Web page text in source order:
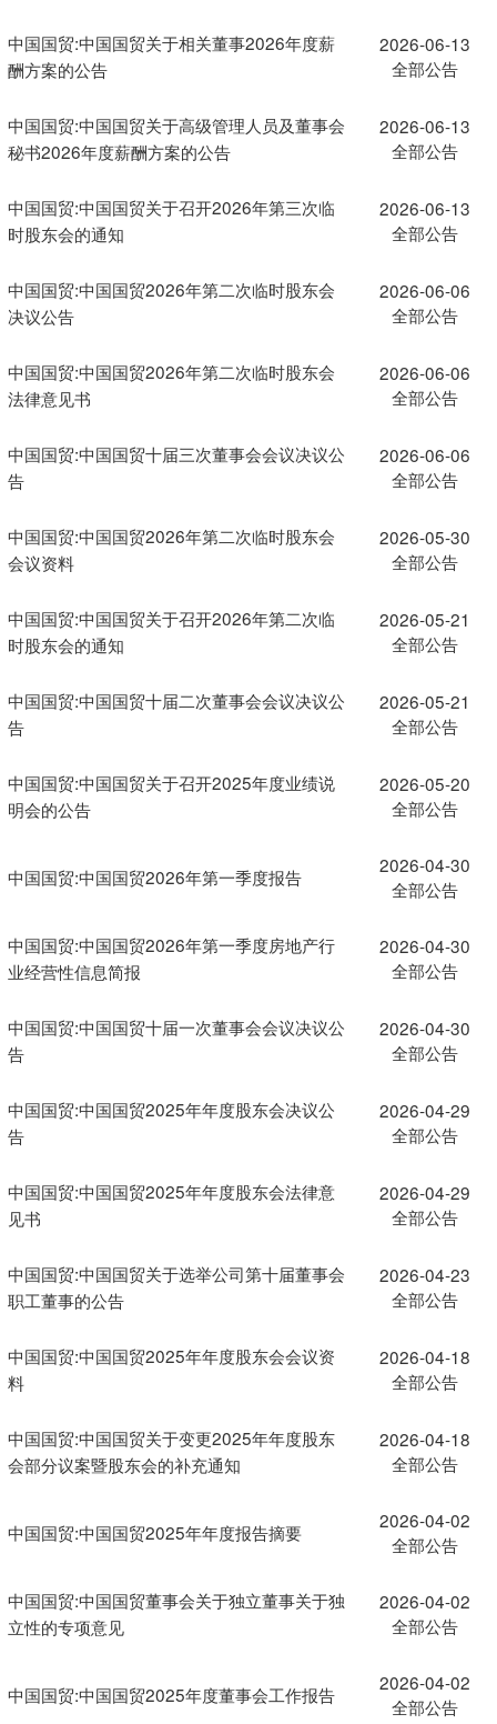
中国国贸:中国国贸关于相关董事2026年度薪
酬方案的公告
2026-06-13
全部公告
中国国贸:中国国贸关于高级管理人员及董事会
秘书2026年度薪酬方案的公告
2026-06-13
全部公告
中国国贸:中国国贸关于召开2026年第三次临
时股东会的通知
2026-06-13
全部公告
中国国贸:中国国贸2026年第二次临时股东会
决议公告
2026-06-06
全部公告
中国国贸:中国国贸2026年第二次临时股东会
法律意见书
2026-06-06
全部公告
中国国贸:中国国贸十届三次董事会会议决议公
告
2026-06-06
全部公告
中国国贸:中国国贸2026年第二次临时股东会
会议资料
2026-05-30
全部公告
中国国贸:中国国贸关于召开2026年第二次临
时股东会的通知
2026-05-21
全部公告
中国国贸:中国国贸十届二次董事会会议决议公
告
2026-05-21
全部公告
中国国贸:中国国贸关于召开2025年度业绩说
明会的公告
2026-05-20
全部公告
中国国贸:中国国贸2026年第一季度报告
2026-04-30
全部公告
中国国贸:中国国贸2026年第一季度房地产行
业经营性信息简报
2026-04-30
全部公告
中国国贸:中国国贸十届一次董事会会议决议公
告
2026-04-30
全部公告
中国国贸:中国国贸2025年年度股东会决议公
告
2026-04-29
全部公告
中国国贸:中国国贸2025年年度股东会法律意
见书
2026-04-29
全部公告
中国国贸:中国国贸关于选举公司第十届董事会
职工董事的公告
2026-04-23
全部公告
中国国贸:中国国贸2025年年度股东会会议资
料
2026-04-18
全部公告
中国国贸:中国国贸关于变更2025年年度股东
会部分议案暨股东会的补充通知
2026-04-18
全部公告
中国国贸:中国国贸2025年年度报告摘要
2026-04-02
全部公告
中国国贸:中国国贸董事会关于独立董事关于独
立性的专项意见
2026-04-02
全部公告
中国国贸:中国国贸2025年度董事会工作报告
2026-04-02
全部公告